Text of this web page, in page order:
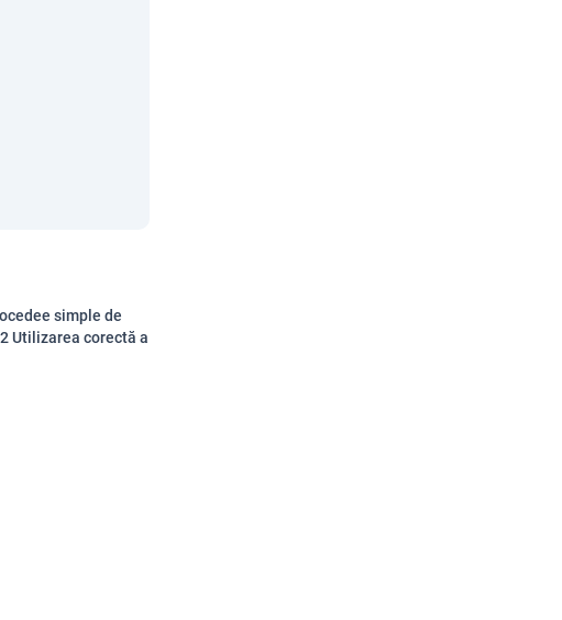
simple de
Utilizarea corectă a